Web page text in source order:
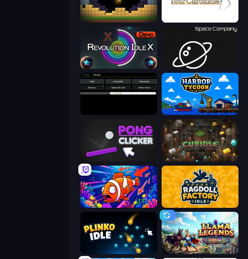
Pickaxe Crusher Idle
Revolution Idle X Space Company
Harbor Tycoon
Pong Clicker Cubidle
Fish Catch Idle Ragdoll Factory Idle
Plinko Idle Llama Legends